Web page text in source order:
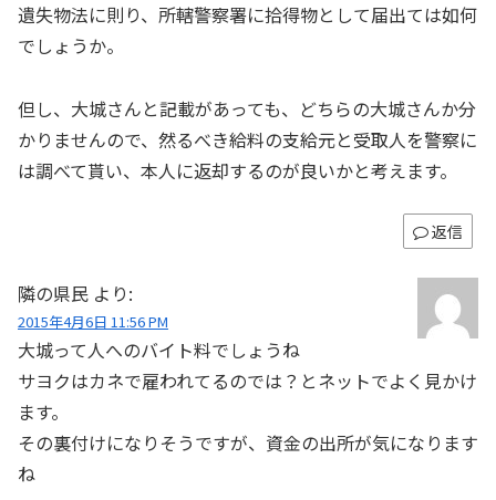
遺失物法に則り、所轄警察署に拾得物として届出ては如何
でしょうか。
但し、大城さんと記載があっても、どちらの大城さんか分
かりませんので、然るべき給料の支給元と受取人を警察に
は調べて貰い、本人に返却するのが良いかと考えます。
返信
隣の県民 より:
2015年4月6日 11:56 PM
大城って人へのバイト料でしょうね
サヨクはカネで雇われてるのでは？とネットでよく見かけ
ます。
その裏付けになりそうですが、資金の出所が気になります
ね